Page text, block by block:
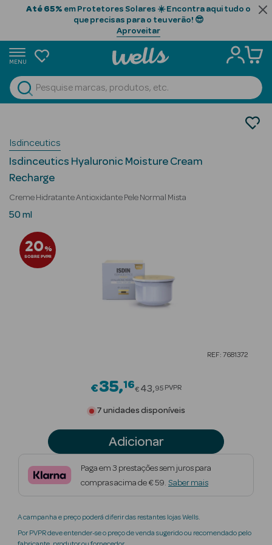
Até 65% em Protetores Solares ☀️ Encontra aqui tudo o
que precisas para o teu verão! 😎
Aproveitar
MENU
Ver Tudo
Beauty Season
Cabelo
Profissional
Beauty Season
Cosmética
Beauty Season
Cosmética
Luxo
Beauty Season
Maquilhagem
Beauty Season
Nutricosmética
Beauty Season
Hidratantes
Isdinceutics
Isdinceutics Hyaluronic Moisture Cream
Recharge
Creme Hidratante Antioxidante Pele Normal Mista
50 ml
20%
SOBRE PVPR
REF: 7681372
€35 16Price reduced from
€ 43 95 PVPR
7 unidades disponíveis
Adicionar
Paga em 3 prestações sem juros para
compras acima de € 59. Saber mais
A campanha e preço poderá diferir das restantes lojas Wells.
Por PVPR deve entender-se o preço de venda sugerido ou recomendado pelo